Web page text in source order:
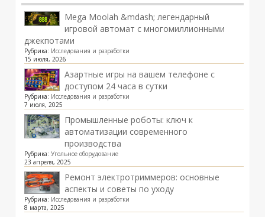
Mega Moolah &mdash; легендарный
игровой автомат с многомиллионными
джекпотами
Рубрика: Исследования и разработки
15 июля, 2026
Азартные игры на вашем телефоне с
доступом 24 часа в сутки
Рубрика: Исследования и разработки
7 июля, 2025
Промышленные роботы: ключ к
автоматизации современного
производства
Рубрика: Угольное оборудование
23 апреля, 2025
Ремонт электротриммеров: основные
аспекты и советы по уходу
Рубрика: Исследования и разработки
8 марта, 2025